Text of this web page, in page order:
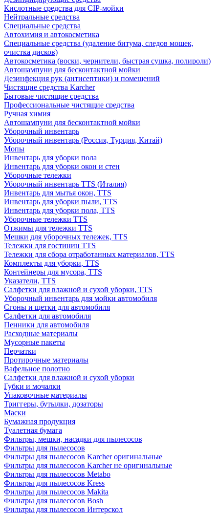
Кислотные средства для CIP-мойки
Нейтральные средства
Специальные средства
Автохимия и автокосметика
Специальные средства (удаление битума, следов мошек,
очистка дисков)
Автокосметика (воски, чернители, быстрая сушка, полироли)
Автошампуни для бесконтактной мойки
Дезинфекция рук (антисептики) и помещений
Чистящие средства Karcher
Бытовые чистящие средства
Профессиональные чистящие средства
Ручная химия
Автошампуни для бесконтактной мойки
Уборочный инвентарь
Уборочный инвентарь (Россия, Турция, Китай)
Мопы
Инвентарь для уборки пола
Инвентарь для уборки окон и стен
Уборочные тележки
Уборочный инвентарь TTS (Италия)
Инвентарь для мытья окон, TTS
Инвентарь для уборки пыли, TTS
Инвентарь для уборки пола, TTS
Уборочные тележки TTS
Отжимы для тележки TTS
Мешки для уборочных тележек, TTS
Тележки для гостиниц TTS
Тележки для сбора отработанных материалов, TTS
Комплекты для уборки, TTS
Контейнеры для мусора, TTS
Указатели, TTS
Салфетки для влажной и сухой уборки, TTS
Уборочный инвентарь для мойки автомобиля
Сгоны и щетки для автомобиля
Салфетки для автомобиля
Пенники для автомобиля
Расходные материалы
Мусорные пакеты
Перчатки
Протирочные материалы
Вафельное полотно
Салфетки для влажной и сухой уборки
Губки и мочалки
Упаковочные материалы
Триггеры, бутылки, дозаторы
Маски
Бумажная продукция
Туалетная бумага
Фильтры, мешки, насадки для пылесосов
Фильтры для пылесосов
Фильтры для пылесосов Karcher оригинальные
Фильтры для пылесосов Karcher не оригинальные
Фильтры для пылесосов Metabo
Фильтры для пылесосов Kress
Фильтры для пылесосов Makita
Фильтры для пылесосов Bosh
Фильтры для пылесосов Интерскол